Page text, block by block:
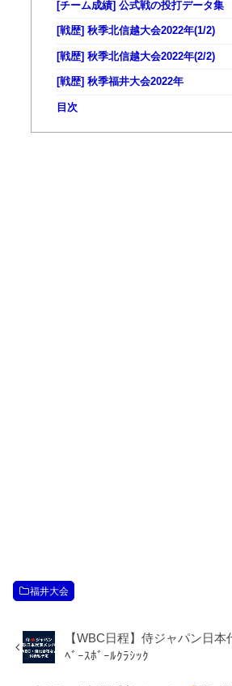
[チーム成績] 公式戦の投打データ集
[戦歴] 秋季北信越大会2022年(1/2)
[戦歴] 秋季北信越大会2022年(2/2)
[戦歴] 秋季福井大会2022年
目次
福井大会
【WBC日程】侍ジャパン日本
ﾍﾞｰｽﾎﾞｰﾙｸﾗｼｯｸ